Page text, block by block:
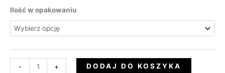
Ilość w opakowaniu
- + DODAJ DO KOSZYKA